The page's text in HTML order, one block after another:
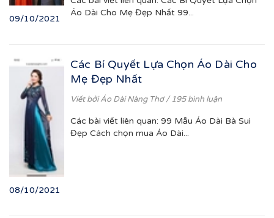
09/10/2021
Áo Dài Cho Mẹ Đẹp Nhất 99...
08/10/2021
Các Bí Quyết Lựa Chọn Áo Dài Cho
Mẹ Đẹp Nhất
Viết bởiÁo Dài Nàng Thơ/ 195 bình luận
Các bài viết liên quan: 99 Mẫu Áo Dài Bà Sui
Đẹp Cách chọn mua Áo Dài...